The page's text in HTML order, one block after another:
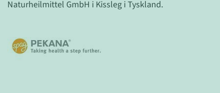
Naturheilmittel GmbH i Kissleg i Tyskland.